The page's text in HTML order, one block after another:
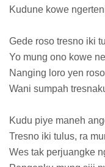
Kudune kowe
Gede roso tresno iki
Yo mung ono kowe
Nanging loro yen
Wani sumpah
Kudu piye maneh
Tresno iki tulus, ra
Wes tak perjuangke